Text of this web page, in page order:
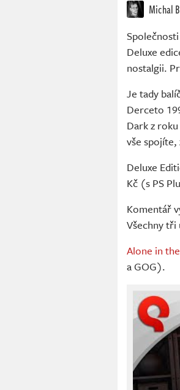
Michal
Deluxe
nostalgii.
Je tady
Derceto
Dark z
vše
Deluxe
Kč (s PS
Komentář
Všechny tři
Alone in
a GOG).